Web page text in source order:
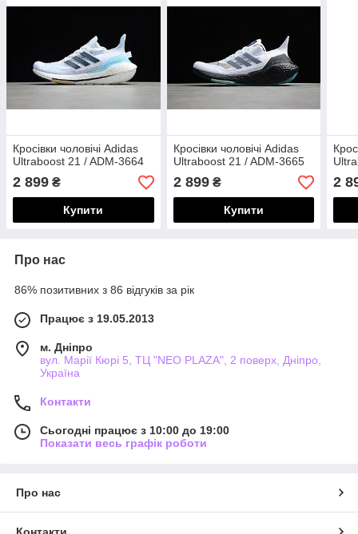
Кросівки чоловічі Adidas
Ultraboost 21 / ADM-3664
2 899 ₴
Купити
Кросівки чоловічі Adidas
Ultraboost 21 / ADM-3665
2 899₴
Купити
2
Про нас
86% позитивних з 86 відгуків за рік
Працює з 19.05.2013
м. Дніпро
вул. Марії Кюрі 5, ТЦ "NEO PLAZA", 2 поверх, Дніпро,
Україна
Контакти
Сьогодні працює з 10:00 до 19:00
Показати весь графік роботи
Про нас